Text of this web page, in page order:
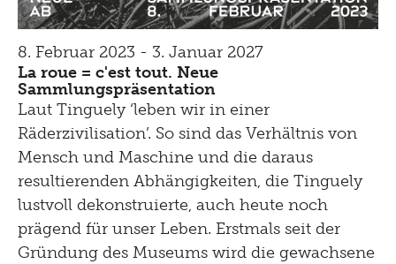
8. Februar 2023 - 3. Januar 2027
La roue = c'est tout. Neue
Sammlungspräsentation
Laut Tinguely ‘leben wir in einer
Räderzivilisation’. So sind das Verhältnis von
Mensch und Maschine und die daraus
resultierenden Abhängigkeiten, die Tinguely
lustvoll dekonstruierte, auch heute noch
prägend für unser Leben. Erstmals seit der
Gründung des Museums wird die gewachsene